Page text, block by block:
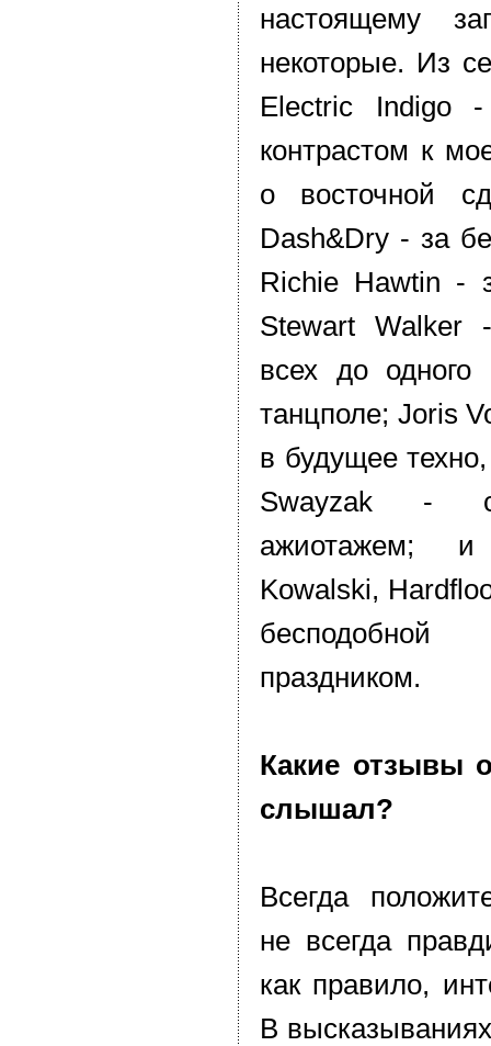
настоящему
некоторые. Из
Electric Indigo
контрастом к
о восточной
Dash&Dry - за
Richie Hawtin -
Stewart Walker
всех до
танцполе; Joris
в будущее
Swayzak -
ажиотажем;
Kowalski,
праздником.
Какие отзывы
слышал?
Всегда
не всегда
как правило,
В